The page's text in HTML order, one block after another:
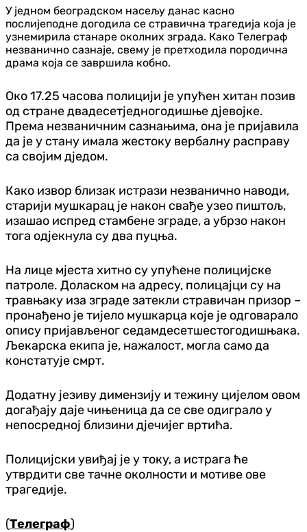
У једном београдском насељу данас касно
послијеподне догодила се стравична трагедија која је
узнемирила станаре околних зграда. Како Телеграф
незванично сазнаје, свему је претходила породична
драма која се завршила кобно.
Око 17.25 часова полицији је упућен хитан позив
од стране двадесетједногодишње д‌јевојке.
Према незваничним сазнањима, она је пријавила
да је у стану имала жестоку вербалну расправу
са својим д‌једом.
Како извор близак истрази незванично наводи,
старији мушкарац је након свађе узео пиштољ,
изашао испред стамбене зграде, а убрзо након
тога од‌јекнула су два пуцња.
На лице мјеста хитно су упућене полицијске
патроле. Доласком на адресу, полицајци су на
травњаку иза зграде затекли стравичан призор –
пронађено је тијело мушкарца које је одговарало
опису пријављеног седамдесетшестогодишњака.
Љекарска екипа је, нажалост, могла само да
констатује смрт.
Додатну језиву димензију и тежину цијелом овом
догађају даје чињеница да се све одиграло у
непосредној близини д‌јечијег вртића.
Полицијски увиђај је у току, а истрага ће
утврдити све тачне околности и мотиве ове
трагедије.
(Телеграф)